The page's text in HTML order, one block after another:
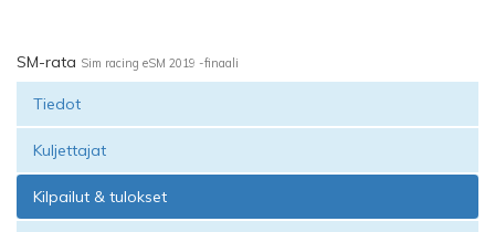
SM-rata Sim racing eSM 2019 -finaali
Tiedot
Kuljettajat
Kilpailut & tulokset